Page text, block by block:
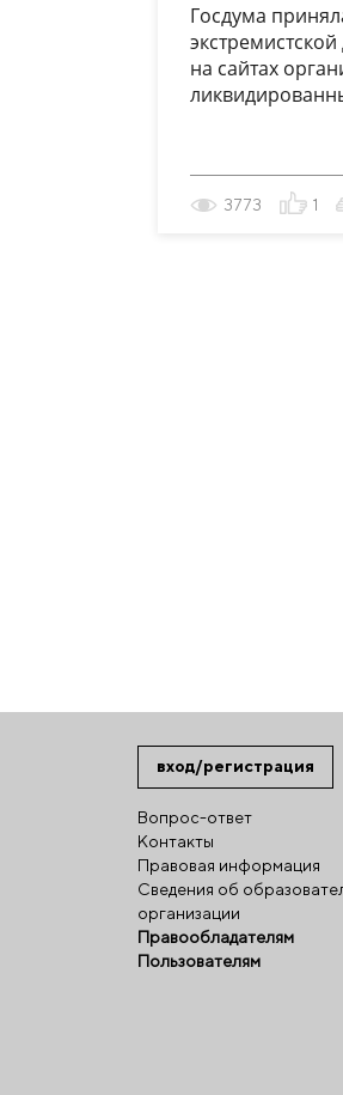
Госдума
на сайтах
3773 1
вход/регистрация
Вопрос-ответ
Контакты
Правовая информация
Сведения об
организации
Правообладателям
Пользователям